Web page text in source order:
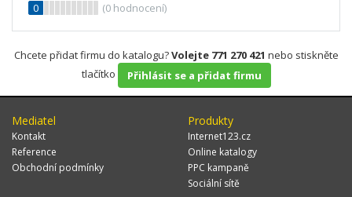
0
(0 hodnocení)
Chcete přidat firmu do katalogu?Volejte 771 270 421 nebo stiskněte
tlačítko
Přihlásit se a přidat firmu
Mediatel
Kontakt
Reference
Obchodní podmínky
Produkty
Internet123.cz
Online katalogy
PPC kampaně
Sociální sítě